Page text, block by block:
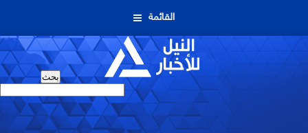
القائمة